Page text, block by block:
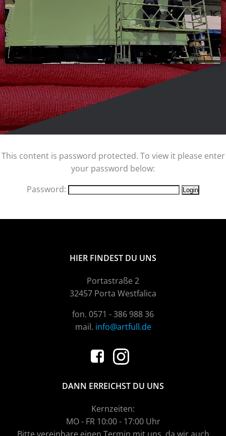
This content is password protected. To view it please enter
your password below:
Password:
HIER FINDEST DU UNS
Portastraße 2
32457 Porta Westfalica
fon. 0571 - 386 988 36
mail. info@artfull.de
DANN ERREICHST DU UNS
Kernzeiten:
MO - FR 10:00 - 17:00 Uhr
Bitte vereinbare einen Termin mit uns, da wir auch